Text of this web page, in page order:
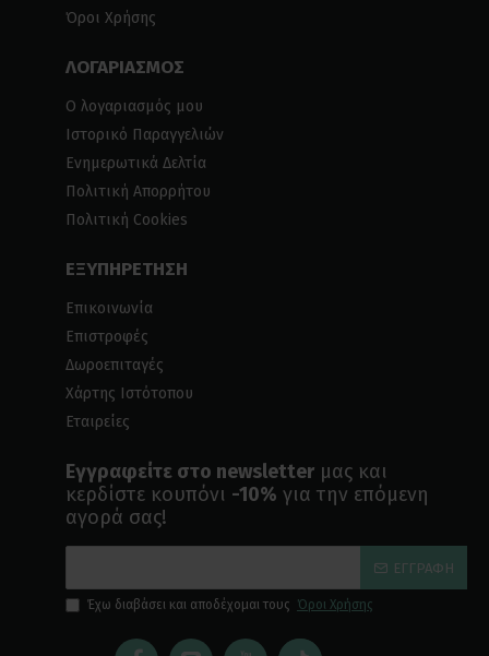
Όροι Χρήσης
ΛΟΓΑΡΙΑΣΜΟΣ
Ο λογαριασμός μου
Ιστορικό Παραγγελιών
Ενημερωτικά Δελτία
Πολιτική Απορρήτου
Πολιτική Cookies
ΕΞΥΠΗΡΕΤΗΣΗ
Επικοινωνία
Επιστροφές
Δωροεπιταγές
Χάρτης Ιστότοπου
Εταιρείες
Εγγραφείτε στο newsletter μας και
κερδίστε κουπόνι -10% για την επόμενη
αγορά σας!
ΕΓΓΡΑΦΉ
Έχω διαβάσει και αποδέχομαι τους Όροι Χρήσης